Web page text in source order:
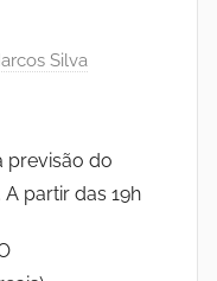
Silva
previsão do
partir das 19h